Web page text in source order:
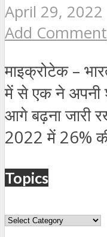
April 29, 2022
Add Comment
माइक्रोटेक –
में से एक ने अपनी
आगे बढ़ना जारी
2022 में 26%
Topics
Topics